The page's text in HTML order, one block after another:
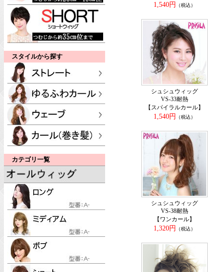
スタイルから探す
カテゴリ一覧
1,540円
（税込）
シュシュウィッグ
VS-33耐熱
【スパイラルカール】
1,540円
（税込）
シュシュウィッグ
VS-38耐熱
【ワンカール】
1,320円
（税込）